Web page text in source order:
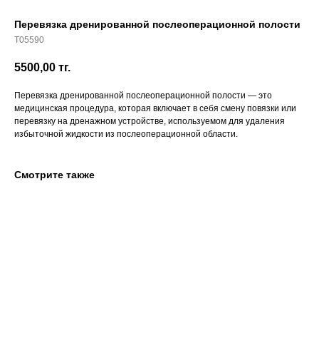
Перевязка дренированной послеоперационной полости
T05590
5500,00 тг.
Перевязка дренированной послеоперационной полости — это
медицинская процедура, которая включает в себя смену повязки или
перевязку на дренажном устройстве, используемом для удаления
избыточной жидкости из послеоперационной области.
Смотрите также